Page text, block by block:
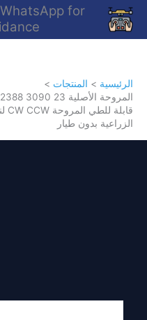
تخطي
المحتوى
for
الرئيسية
المنتجات
الزراعية بدون طيار